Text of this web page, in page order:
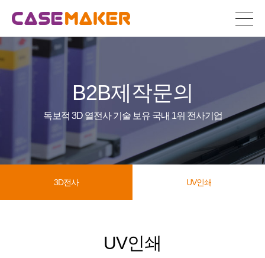
B2B제작문의
독보적 3D 열전사 기술 보유 국내 1위 전사기업
3D전사 UV인쇄
UV인쇄